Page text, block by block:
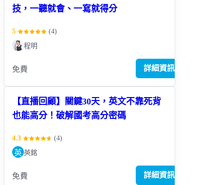
技，一聽就會、一寫就得分
5 (4)
程明
免費 詳細資訊
【直播回顧】關鍵30天，英文不靠死背
也能高分！破解國考高分密碼
4.3 (4)
英 英銘
免費 詳細資訊